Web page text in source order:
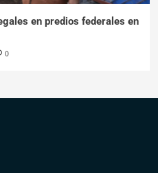
en predios federales en
0